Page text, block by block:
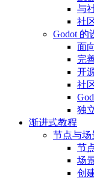
与
社
Godot 的
面
完
开
社
独
渐进式教程
节点与场
节
场
创